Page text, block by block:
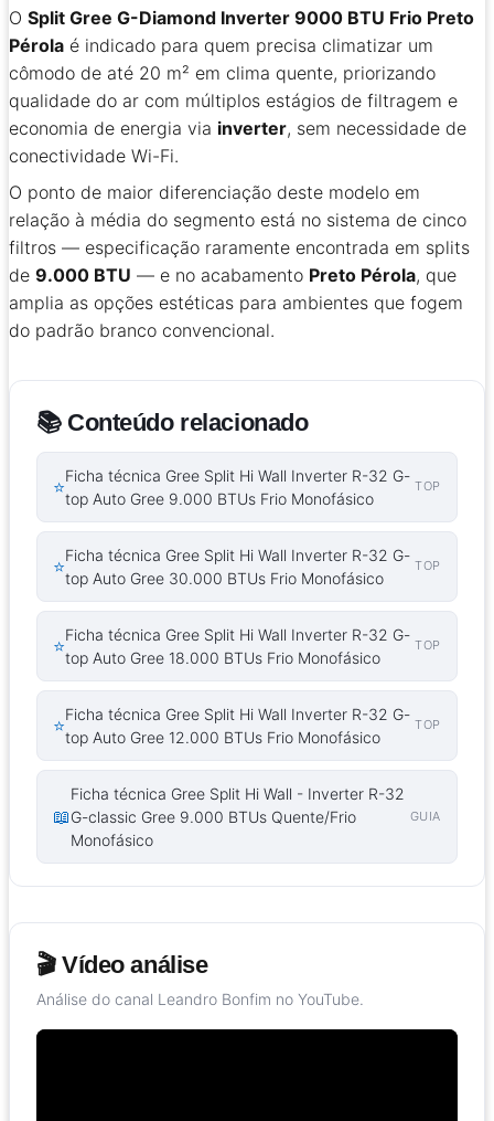
O Split Gree G-Diamond Inverter 9000 BTU Frio Preto
Pérola é indicado para quem precisa climatizar um
cômodo de até 20 m² em clima quente, priorizando
qualidade do ar com múltiplos estágios de filtragem e
economia de energia via inverter, sem necessidade de
conectividade Wi-Fi.
O ponto de maior diferenciação deste modelo em
relação à média do segmento está no sistema de cinco
filtros — especificação raramente encontrada em splits
de 9.000 BTU — e no acabamento Preto Pérola, que
amplia as opções estéticas para ambientes que fogem
do padrão branco convencional.
📚 Conteúdo relacionado
⭐
Ficha técnica Gree Split Hi Wall Inverter R-32 G-
top Auto Gree 9.000 BTUs Frio Monofásico
TOP
⭐
Ficha técnica Gree Split Hi Wall Inverter R-32 G-
top Auto Gree 30.000 BTUs Frio Monofásico
TOP
⭐
Ficha técnica Gree Split Hi Wall Inverter R-32 G-
top Auto Gree 18.000 BTUs Frio Monofásico
TOP
⭐
Ficha técnica Gree Split Hi Wall Inverter R-32 G-
top Auto Gree 12.000 BTUs Frio Monofásico
TOP
📖
Ficha técnica Gree Split Hi Wall - Inverter R-32
G-classic Gree 9.000 BTUs Quente/Frio
Monofásico
GUIA
🎬 Vídeo análise
Análise do canal Leandro Bonfim no YouTube.